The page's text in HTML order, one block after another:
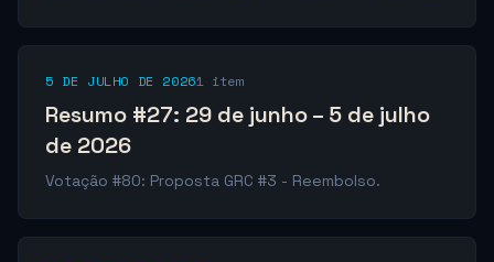
Captação de $3M+ de capital em GONKA via Uniswap
do Kimi cPoC (épocas 306-309).
5 DE JULHO DE 20261 item
Resumo #27: 29 de junho – 5 de julho
de 2026
Votação #80: Proposta GRC #3 - Reembolso.